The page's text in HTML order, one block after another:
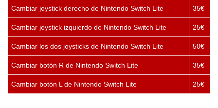
Cambiar joystick derecho de Nintendo Switch Lite 35€
Cambiar joystick izquierdo de Nintendo Switch Lite 25€
Cambiar los dos joysticks de Nintendo Switch Lite 50€
Cambiar botón R de Nintendo Switch Lite 35€
Cambiar botón L de Nintendo Switch Lite 25€